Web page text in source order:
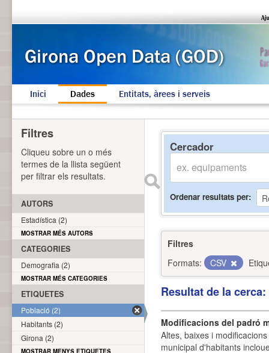
Inici Dades Entitats, àrees i serveis
Cercador
Ordenar resultats per
Filtres
Formats:
CSV
Resultat de la
Modificacions del padró
Altes, baixes i
municipal d'habitants
Filtres
Cliqueu sobre un o més
termes de la llista següent
per filtrar els resultats.
AUTORS
Estadística (2)
MOSTRAR MÉS AUTORS
CATEGORIES
Demografia (2)
MOSTRAR MÉS CATEGORIES
ETIQUETES
Població (2)
Habitants (2)
Girona (2)
MOSTRAR MENYS ETIQUETES